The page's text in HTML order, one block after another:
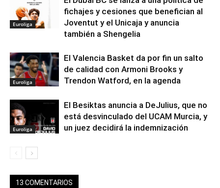
Euroliga
fichajes y cesiones que benefician al
Joventut y el Unicaja y anuncia
también a Shengelia
Euroliga
El Valencia Basket da por fin un salto
de calidad con Armoni Brooks y
Trendon Watford, en la agenda
Euroliga
El Besiktas anuncia a DeJulius, que no
está desvinculado del UCAM Murcia, y
un juez decidirá la indemnización
13 COMENTARIOS